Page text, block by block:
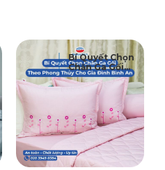
06
03-2026
Bí Quyết Chọn
Chăn Ga Gối
Theo Phong
Thủy Cho Gia
Đình Bình An Cả